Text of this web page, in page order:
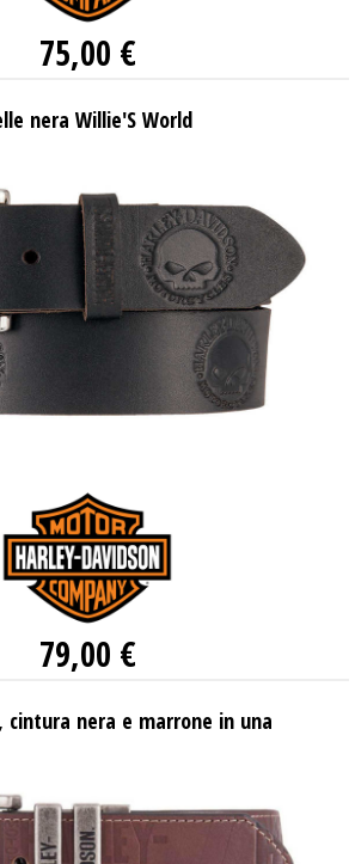
75,00 €
nera Willie'S World
79,00 €
cintura nera e marrone in una